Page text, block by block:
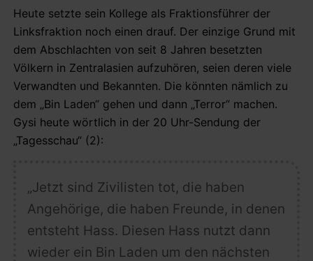
Heute setzte sein Kollege als Fraktionsführer der
Linksfraktion noch einen drauf. Der einzige Grund mit
dem Abschlachten von seit 8 Jahren besetzten
Völkern in Zentralasien aufzuhören, seien deren viele
Verwandten und Bekannten. Die könnten nämlich zu
dem „Bin Laden“ gehen und dann „Terror“ machen.
Gysi heute wörtlich in der 20 Uhr-Sendung der
„Tagesschau“ (2):
„Jetzt sind Zivilisten tot, die haben
Angehörige, die haben Freunde, in denen
entsteht Hass. Diesen Hass nutzt dann
wieder ein Bin Laden um den nächsten